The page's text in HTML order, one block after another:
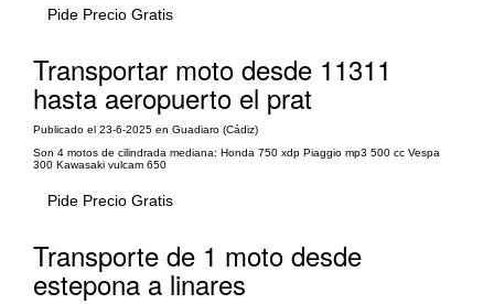
Pide Precio Gratis
Transportar moto desde 11311
hasta aeropuerto el prat
Publicado el 23-6-2025 en Guadiaro (Cádiz)
Son 4 motos de cilindrada mediana: Honda 750 xdp Piaggio mp3 500 cc Vespa
300 Kawasaki vulcam 650
Pide Precio Gratis
Transporte de 1 moto desde
estepona a linares